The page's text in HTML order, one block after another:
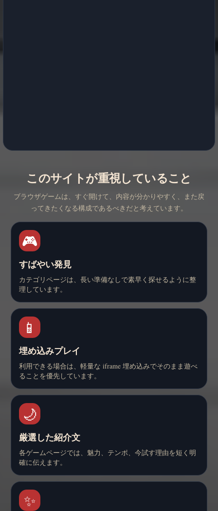
このサイトが重視していること
ブラウザゲームは、すぐ開けて、内容が分かりやすく、また戻
ってきたくなる構成であるべきだと考えています。
🎮
すばやい発見
カテゴリページは、長い準備なしで素早く探せるように整
理しています。
📱
埋め込みプレイ
利用できる場合は、軽量な iframe 埋め込みでそのまま遊べ
ることを優先しています。
🌙
厳選した紹介文
各ゲームページでは、魅力、テンポ、今試す理由を短く明
確に伝えます。
✨